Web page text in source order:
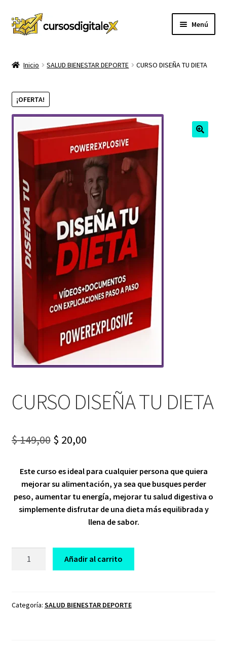
Ir
a
Ir
al
Menú
CURSOS
menú
hijo
MEMBRESIA
MI CUENTA
CARRITO
CONTACTO
Inicio SALUD BIENESTAR DEPORTE CURSO DISEÑA TU DIETA
¡OFERTA!
CURSO DISEÑA TU DIETA
$149,00 Original
was:
$ 149,00.
$ 20,00Current
is:
$ 20,00.
Este curso es ideal para cualquier persona que quiera
mejorar su alimentación, ya sea que busques perder
peso, aumentar tu energía, mejorar tu salud digestiva o
simplemente disfrutar de una dieta más equilibrada y
llena de sabor.
cantidad
Añadir al carrito
Categoría: SALUD BIENESTAR DEPORTE